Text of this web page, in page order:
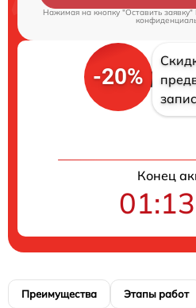
Нажимая на кнопку "Оставить
-20%
Конец
Преимущества Этапы работ